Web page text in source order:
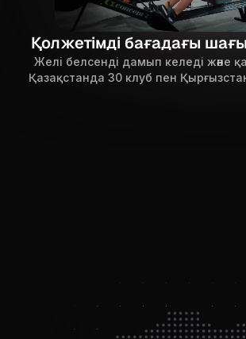
Қолжетімді бағадағы
Желі белсенді дамып келеді және
Қазақстанда 30 клуб пен